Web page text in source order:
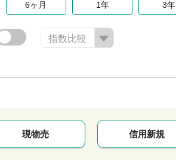
6ヶ月 1年 3年
指数比較
現物売 信用新規